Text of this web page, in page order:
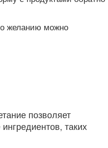
желанию можно
позволяет
таких